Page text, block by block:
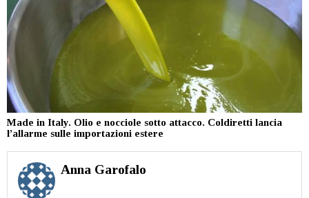
Made in Italy. Olio e nocciole sotto attacco. Coldiretti lancia
l’allarme sulle importazioni estere
Anna Garofalo